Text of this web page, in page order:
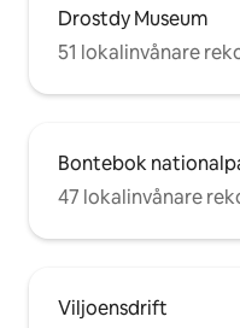
Drostdy Museum
51 lokalinvånare
Bontebok
47 lokalinvånare
Viljoensdrift